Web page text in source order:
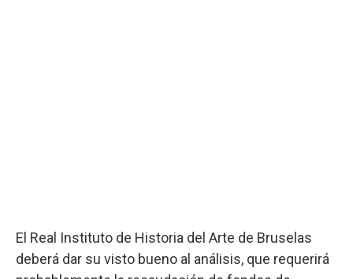
El Real Instituto de Historia del Arte de Bruselas
deberá dar su visto bueno al análisis, que requerirá